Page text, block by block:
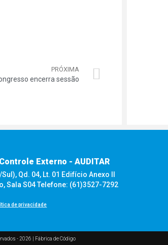
PRÓXIMA
encerra sessão
Externo - AUDITAR
Qd. 04, Lt. 01 Edifício Anexo II
Sala S04 Telefone: (61)3527-7292
de privacidade
- 2026 | Fábrica de Código